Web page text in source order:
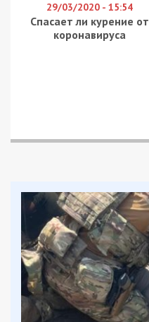
29/03/2020 - 15:54
Спасает ли курение от
коронавируса